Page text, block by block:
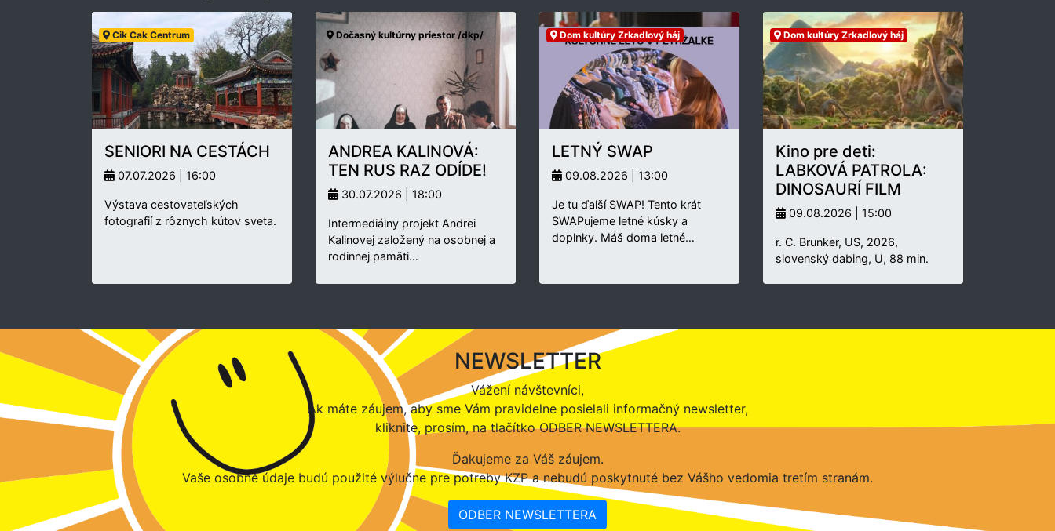
Cik Cak Centrum
SENIORI NA CESTÁCH
07.07.2026 | 16:00
Výstava cestovateľských
fotografií z rôznych kútov sveta.
Dočasný kultúrny priestor /dkp/
ANDREA KALINOVÁ:
TEN RUS RAZ ODÍDE!
30.07.2026 | 18:00
Intermediálny projekt Andrei
Kalinovej založený na osobnej a
rodinnej pamäti…
Dom kultúry Zrkadlový háj
LETNÝ SWAP
09.08.2026 | 13:00
Je tu ďalší SWAP! Tento krát
SWAPujeme letné kúsky a
doplnky. Máš doma letné…
Dom kultúry Zrkadlový háj
Kino pre deti:
LABKOVÁ PATROLA:
DINOSAURÍ FILM
09.08.2026 | 15:00
r. C. Brunker, US, 2026,
slovenský dabing, U, 88 min.
NEWSLETTER
Vážení návštevníci,
Ak máte záujem, aby sme Vám pravidelne posielali informačný newsletter,
kliknite, prosím, na tlačítko ODBER NEWSLETTERA.
Ďakujeme za Váš záujem.
Vaše osobné údaje budú použité výlučne pre potreby KZP a nebudú poskytnuté bez Vášho vedomia tretím stranám.
ODBER NEWSLETTERA